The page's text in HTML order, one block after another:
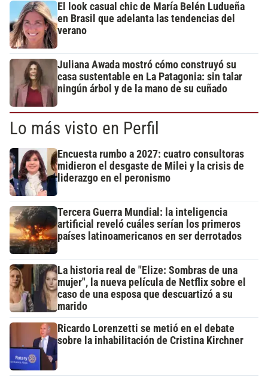
El look casual chic de María Belén Ludueña
en Brasil que adelanta las tendencias del
verano
Juliana Awada mostró cómo construyó su
casa sustentable en La Patagonia: sin talar
ningún árbol y de la mano de su cuñado
Lo más visto en Perfil
Encuesta rumbo a 2027: cuatro consultoras
midieron el desgaste de Milei y la crisis de
liderazgo en el peronismo
Tercera Guerra Mundial: la inteligencia
artificial reveló cuáles serían los primeros
países latinoamericanos en ser derrotados
La historia real de "Elize: Sombras de una
mujer", la nueva película de Netflix sobre el
caso de una esposa que descuartizó a su
marido
Ricardo Lorenzetti se metió en el debate
sobre la inhabilitación de Cristina Kirchner